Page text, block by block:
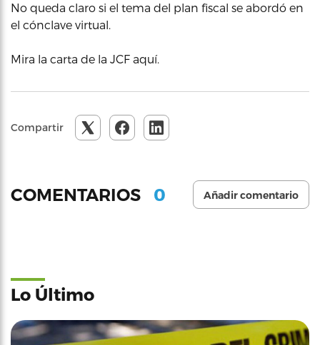
No queda claro si el tema del plan fiscal se abordó en
el cónclave virtual.
Mira la carta de la JCF aquí.
Compartir
COMENTARIOS 0 Añadir comentario
Lo Último